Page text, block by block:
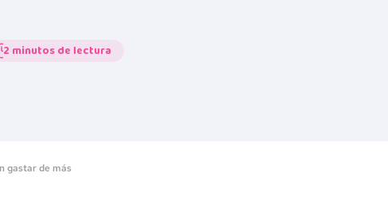
2 minutos de lectura
gastar de más